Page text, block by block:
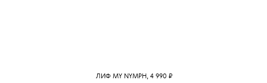
ЛИФ MY NYMPH, 4 990 ₽